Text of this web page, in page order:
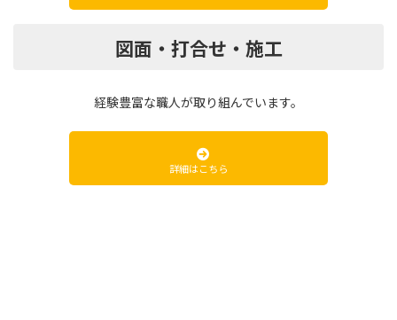
図面・打合せ・施工
経験豊富な職人が取り組んでいます。
詳細はこちら